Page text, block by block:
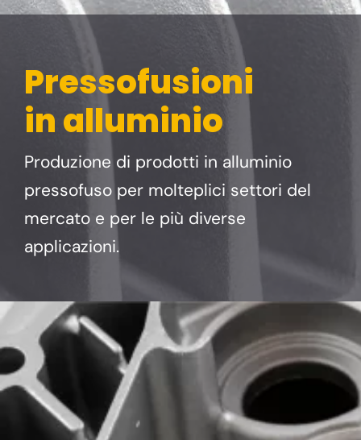
Pressofusioni
in alluminio
Produzione di prodotti in alluminio
pressofuso per molteplici settori del
mercato e per le più diverse
applicazioni.